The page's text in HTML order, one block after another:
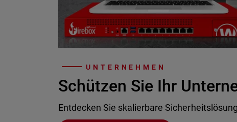
UNTERNEHMEN
Schützen Sie Ihr
Entdecken Sie skalierbare